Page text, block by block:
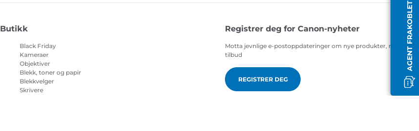
AGENT FRAKOBLET
Butikk
Black Friday
Kameraer
Objektiver
Blekk, toner og papir
Blekkvelger
Skrivere
Registrer deg for Canon-nyheter
Motta jevnlige e-postoppdateringer om nye produkter, nyttige
tilbud
REGISTRER DEG